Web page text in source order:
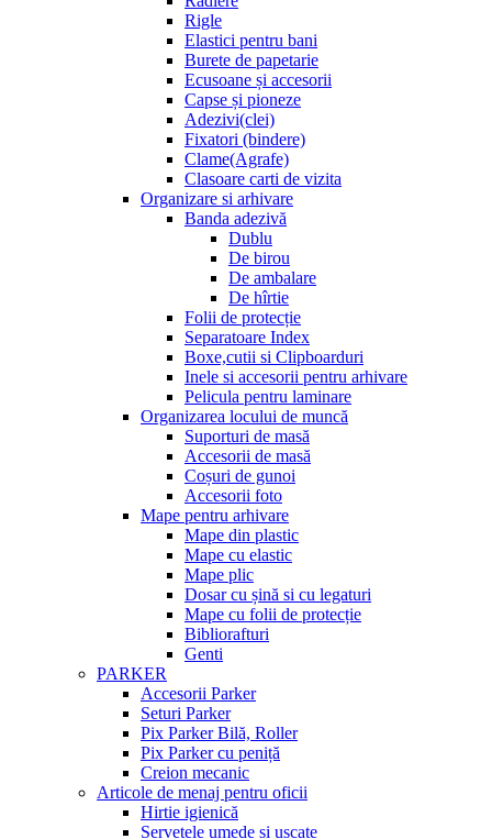
Rigle
Elastici pentru bani
Burete de papetarie
Ecusoane și accesorii
Capse și pioneze
Adezivi(clei)
Fixatori (bindere)
Clame(Agrafe)
Clasoare carti de vizita
Organizare si arhivare
Banda adezivă
Dublu
De birou
De ambalare
De hîrtie
Folii de protecție
Separatoare Index
Boxe,cutii si Clipboarduri
Inele si accesorii pentru arhivare
Pelicula pentru laminare
Organizarea locului de muncă
Suporturi de masă
Accesorii de masă
Coșuri de gunoi
Accesorii foto
Mape pentru arhivare
Mape din plastic
Mape cu elastic
Mape plic
Dosar cu șină si cu legaturi
Mape cu folii de protecție
Bibliorafturi
Genti
PARKER
Accesorii Parker
Seturi Parker
Pix Parker Bilă, Roller
Pix Parker cu peniță
Creion mecanic
Articole de menaj pentru oficii
Hirtie igienică
Șervețele umede și uscate